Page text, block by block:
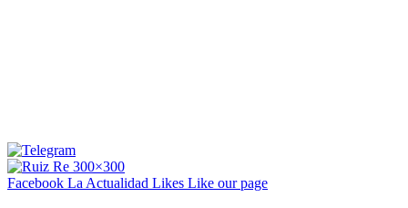
Facebook La Actualidad Likes Like our page